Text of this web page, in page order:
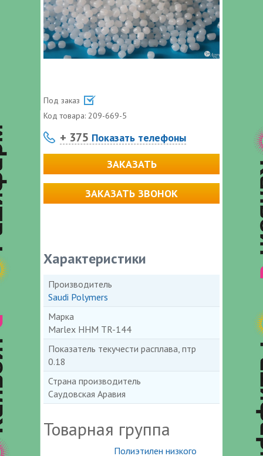
Под заказ
Код товара: 209-669-5
+ 375 Показать телефоны
ЗАКАЗАТЬ
ЗАКАЗАТЬ ЗВОНОК
Характеристики
Производитель
Saudi Polymers
Марка
Marlex HHM TR-144
Показатель текучести расплава, птр
0.18
Страна производитель
Саудовская Аравия
Товарная группа
Полиэтилен низкого